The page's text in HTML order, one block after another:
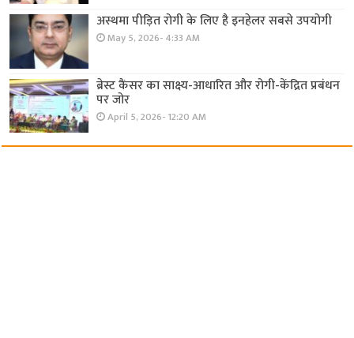
अस्थमा पीड़ित रोगी के लिए है इनहेलर सबसे उपयोगी
May 5, 2026- 4:33 AM
ब्रेस्ट कैंसर का साक्ष्य-आधारित और रोगी-केंद्रित प्रबंधन
पर जोर
April 5, 2026- 12:20 AM